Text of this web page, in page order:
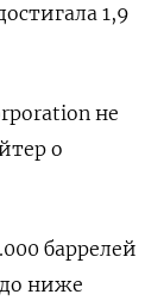
1,9
не
о
баррелей
‌ниже